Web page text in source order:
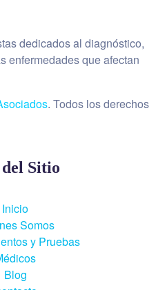
dedicados al diagnóstico,
enfermedades que afectan
. Todos los derechos
Sitio
Inicio
Somos
y Pruebas
Blog